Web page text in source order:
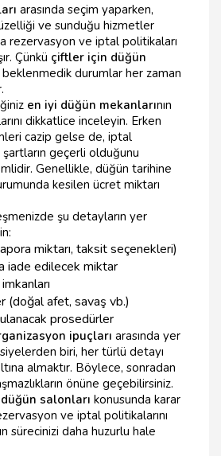
arasında seçim yaparken,
ve sunduğu hizmetler
rezervasyon ve iptal politikaları
Çünkü çiftler için düğün
beklenmedik durumlar her zaman
en iyi düğün mekanlarının
dikkatlice inceleyin. Erken
cazip gelse de, iptal
geçerli olduğunu
Genellikle, düğün tarihine
kesilen ücret miktarı
şu detayların yer
miktarı, taksit seçenekleri)
iade edilecek miktar
(doğal afet, savaş vb.)
prosedürler
ipuçları arasında yer
biri, her türlü detayı
almaktır. Böylece, sonradan
önüne geçebilirsiniz.
salonları konusunda karar
ve iptal politikalarını
sürecinizi daha huzurlu hale